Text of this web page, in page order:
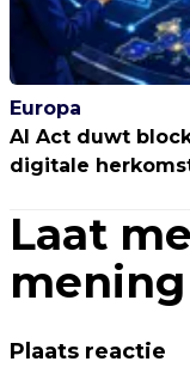
Europa
AI Act duwt
digitale
Laat
Plaats reactie